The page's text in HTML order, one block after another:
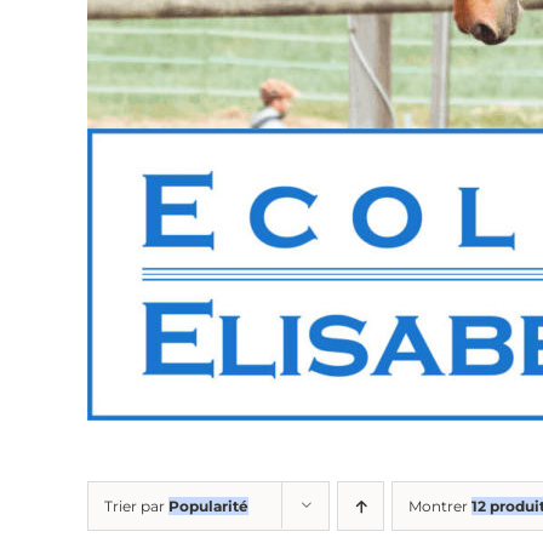
Trier par Popularité Montrer 12